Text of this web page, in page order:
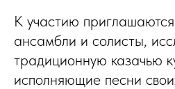
К участию
ансамбли и солисты,
традиционную казачью
исполняющие песни